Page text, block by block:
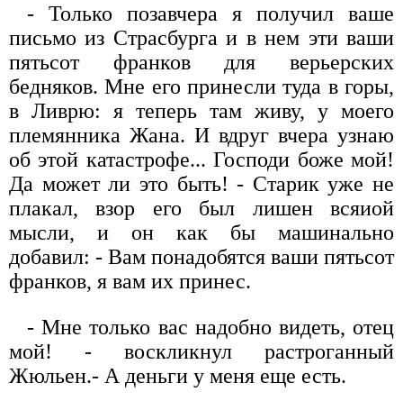
- Только позавчера я получил ваше
письмо из Страсбурга и в нем эти ваши
пятьсот франков для верьерских
бедняков. Мне его принесли туда в горы,
в Ливрю: я теперь там живу, у моего
племянника Жана. И вдруг вчера узнаю
об этой катастрофе... Господи боже мой!
Да может ли это быть! - Старик уже не
плакал, взор его был лишен всяиой
мысли, и он как бы машинально
добавил: - Вам понадобятся ваши пятьсот
франков, я вам их принес.
- Мне только вас надобно видеть, отец
мой! - воскликнул растроганный
Жюльен.- А деньги у меня еще есть.